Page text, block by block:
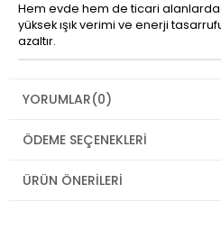
Hem evde hem de ticari alanlarda
yüksek ışık verimi ve enerji
azaltır.
YORUMLAR(0)
ÖDEME SEÇENEKLERI
ÜRÜN ÖNERILERI